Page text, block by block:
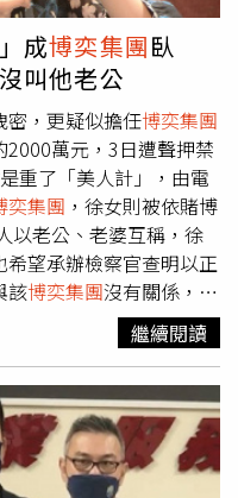
拉蒂惡少案後，該博弈
案小組鎖定查緝到案，
汙、洩密事件的
成博奕集團臥
叫他老公
密，更疑似擔任博奕集團
萬元，3日遭聲押禁
重了「美人計」，由電
奕集團 ，徐女則被依賭博
以老公、老婆互稱，徐
望承辦檢察官查明以正
該博奕集團沒有關係，而
任慈善基金會董事長，
周刊報導所說以「以老
，以嚴重所害其形象。
願到場協助檢察官、調
偵查機關適度公開或揭
布，此為偵查不公開作
過程細節，連細枝末節
繼續閱讀